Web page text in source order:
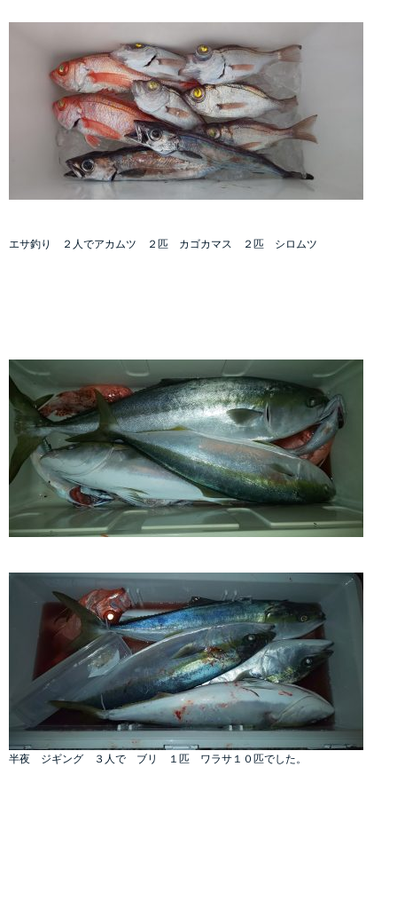
エサ釣り ２人でアカムツ ２匹 カゴカマス ２匹 シロムツ
半夜 ジギング ３人で ブリ １匹 ワラサ１０匹でした。